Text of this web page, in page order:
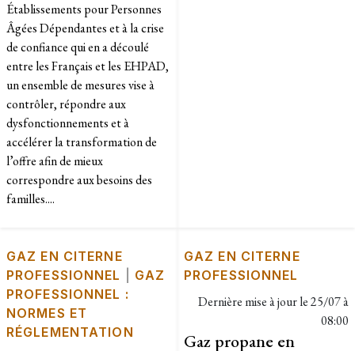
Établissements pour Personnes
Âgées Dépendantes et à la crise
de confiance qui en a découlé
entre les Français et les EHPAD,
un ensemble de mesures vise à
contrôler, répondre aux
dysfonctionnements et à
accélérer la transformation de
l’offre afin de mieux
correspondre aux besoins des
familles....
GAZ EN CITERNE
PROFESSIONNEL
GAZ
PROFESSIONNEL :
NORMES ET
RÉGLEMENTATION
GAZ EN CITERNE
PROFESSIONNEL
Dernière mise à jour le25/07 à
08:00
Gaz propane en